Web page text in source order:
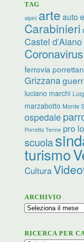
TAG
alpini arte auto
Carabinieri
Castel d’Aiano
Coronavirus
ferrovia
Grizzana
luciano marchi
marzabotto Monte
ospedale
Porretta Terme pro
scuola
turismo
Cultura
ARCHIVIO
Archivio
RICERCA PER